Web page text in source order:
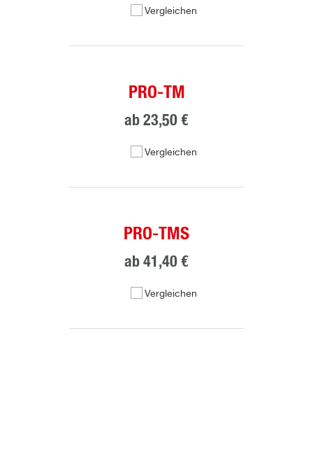
Vergleichen
PRO-TM
ab 23,50 €
Vergleichen
PRO-TMS
ab 41,40 €
Vergleichen